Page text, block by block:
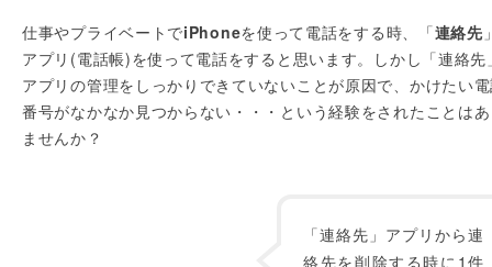
仕事やプライベートでiPhoneを使って電話をする時、「連絡先
アプリ(電話帳)を使って電話をすると思います。しかし「連絡先
アプリの管理をしっかりできていないことが原因で、かけたい
番号がなかなか見つからない・・・という経験をされたことは
ませんか？
「連絡先」アプリから連
絡先を削除する時に1件